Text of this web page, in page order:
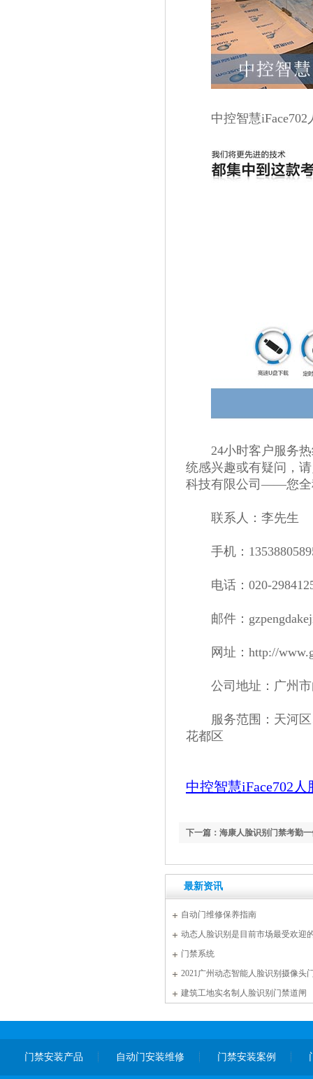
中控智慧iFace702
24小时客户服务热
统感兴趣或有疑问，
科技有限公司——您全
联系人：李先生
手机：
电话：020-
邮件：
网址：http://
公司地址：广州市
服务范围：天河区
花都区
中控智慧iFace702
下一篇：海康人脸识别门禁考勤
最新资讯
自动门维修保养指南
动态人脸识别是目前市场最受欢迎
门禁系统
2021广州动态智能人脸识别摄像头
建筑工地实名制人脸识别门禁道闸
门禁安装产品 自动门安装维修 门禁安装案例